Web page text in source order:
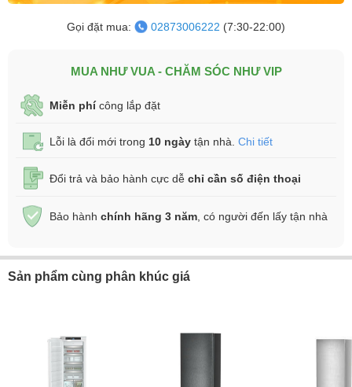
Gọi đặt mua: 02873006222 (7:30-22:00)
MUA NHƯ VUA - CHĂM SÓC NHƯ VIP
Miễn phícông lắp đặt
Lỗi là đổi mới trong 10 ngày tận nhà. Chi tiết
Đổi trả và bảo hành cực dễ chỉ cần số điện thoại
Bảo hành chính hãng 3 năm , có người đến lấy tận nhà
Sản phẩm cùng phân khúc giá